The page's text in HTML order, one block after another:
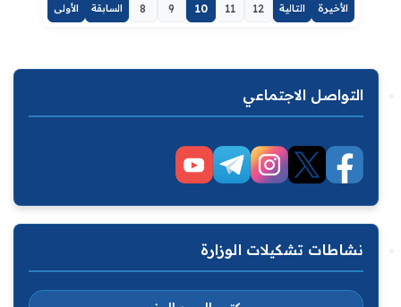
الأولى السابقة 8 9 10 11 12 التالية الأخيرة
التواصل الاجتماعي
نشاطات تشكيلات الوزارة